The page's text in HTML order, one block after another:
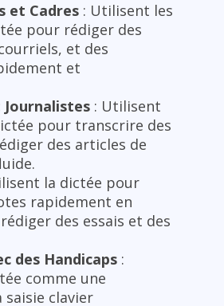
et Cadres : Utilisent les
pour rédiger des
et des
et
: Utilisent
pour transcrire des
des articles de
la dictée pour
rapidement en
des essais et des
des Handicaps :
comme une
clavier